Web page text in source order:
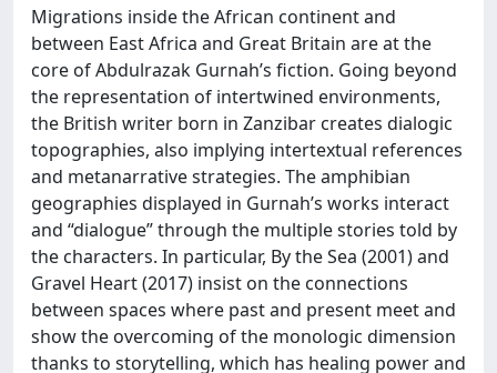
Migrations inside the African continent and
between East Africa and Great Britain are at the
core of Abdulrazak Gurnah’s fiction. Going beyond
the representation of intertwined environments,
the British writer born in Zanzibar creates dialogic
topographies, also implying intertextual references
and metanarrative strategies. The amphibian
geographies displayed in Gurnah’s works interact
and “dialogue” through the multiple stories told by
the characters. In particular, By the Sea (2001) and
Gravel Heart (2017) insist on the connections
between spaces where past and present meet and
show the overcoming of the monologic dimension
thanks to storytelling, which has healing power and